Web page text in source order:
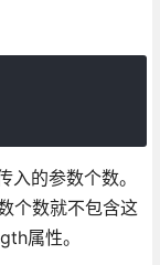
的参数个数。
个数就不包含这
属性。